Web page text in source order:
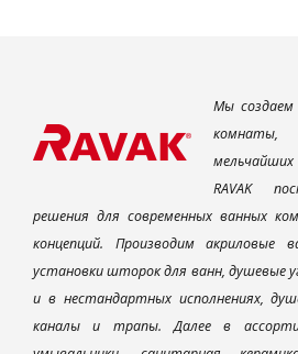
Мы создаем
RAVAK
решения для современных ванных
концепций. Производим акриловые
установки шторок для ванн, душевые
и в нестандартных исполнениях,
каналы и трапы. Далее в